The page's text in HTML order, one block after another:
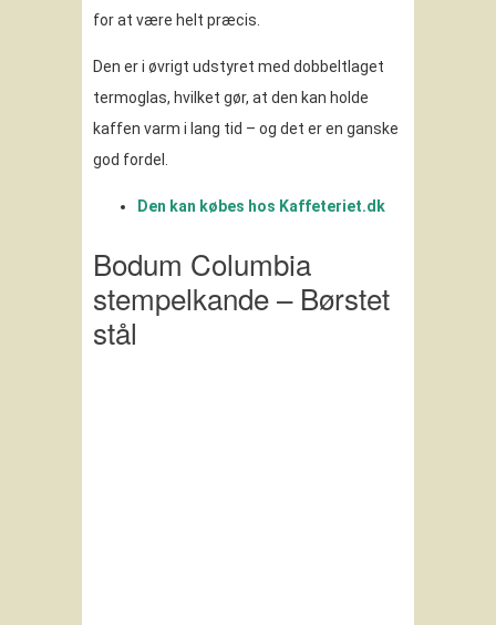
for at være helt præcis.
Den er i øvrigt udstyret med dobbeltlaget
termoglas, hvilket gør, at den kan holde
kaffen varm i lang tid – og det er en ganske
god fordel.
Den kan købes hos Kaffeteriet.dk
Bodum Columbia
stempelkande – Børstet
stål